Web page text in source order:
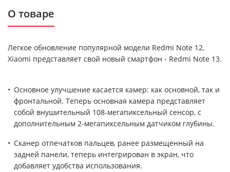
О товаре
Легкое обновление популярной модели Redmi Note 12,
Xiaomi представляет свой новый смартфон - Redmi Note 13.
Основное улучшение касается камер: как основной, так и
фронтальной. Теперь основная камера представляет
собой внушительный 108-мегапиксельный сенсор, с
дополнительным 2-мегапиксельным датчиком глубины.
Сканер отпечатков пальцев, ранее размещенный на
задней панели, теперь интегрирован в экран, что
добавляет удобства использования.